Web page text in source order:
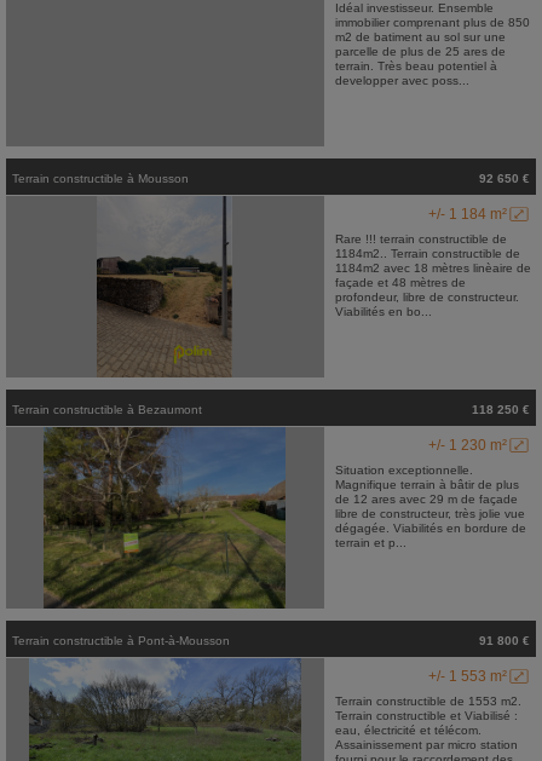
Idéal investisseur. Ensemble
immobilier comprenant plus de 850
m2 de batiment au sol sur une
parcelle de plus de 25 ares de
terrain. Très beau potentiel à
developper avec poss...
Terrain constructible à Mousson 92 650 €
+/- 1 184 m²
Rare !!! terrain constructible de
1184m2.. Terrain constructible de
1184m2 avec 18 mètres linèaire de
façade et 48 mètres de
profondeur, libre de constructeur.
Viabilités en bo...
Terrain constructible à Bezaumont 118 250 €
+/- 1 230 m²
Situation exceptionnelle.
Magnifique terrain à bâtir de plus
de 12 ares avec 29 m de façade
libre de constructeur, très jolie vue
dégagée. Viabilités en bordure de
terrain et p...
Terrain constructible à Pont-à-Mousson 91 800 €
+/- 1 553 m²
Terrain constructible de 1553 m2.
Terrain constructible et Viabilisé :
eau, électricité et télécom.
Assainissement par micro station